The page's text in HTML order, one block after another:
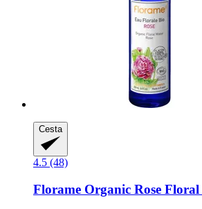
Cesta
4.5 (48)
Florame Organic Rose